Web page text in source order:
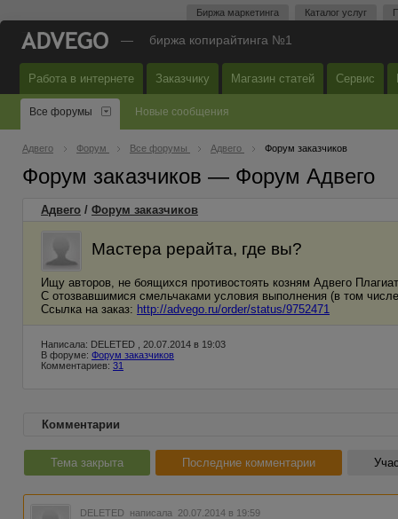
Биржа маркетинга Каталог услуг
— биржа копирайтинга №1
Работа в интернете Заказчику Магазин статей Сервис
Все форумы Новые сообщения
Адвего Форум Все форумы Адвего Форум заказчиков
Форум заказчиков — Форум Адвего
Адвего / Форум заказчиков
Мастера рерайта, где вы?
Ищу авторов, не боящихся противостоять козням Адвего
С отозвавшимися смельчаками условия выполнения (в том
Ссылка на заказ: http://advego.ru/order/status/9752471
Написала: DELETED , 20.07.2014 в 19:03
В форуме: Форум заказчиков
Комментариев: 31
Комментарии
Тема закрыта Последние комментарии
DELETED написала 20.07.2014 в 19:59